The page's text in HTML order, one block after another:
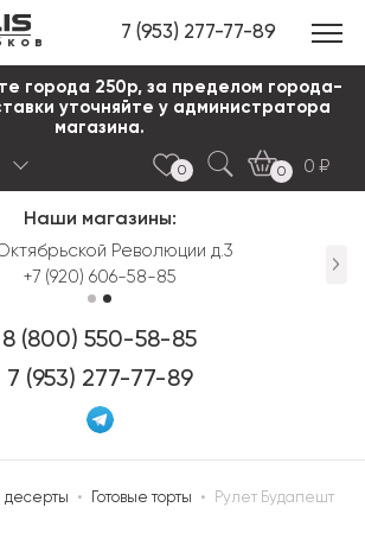
7 (953) 277-77-89
города 250р, за пределом города-
уточняйте у администратора
магазина.
0 0
0
Наши магазины:
Революции д.3
+7 (920) 606-58-85
8 (800) 550-58-85
7 (953) 277-77-89
десерты • Готовые торты • Рулет Будапешт